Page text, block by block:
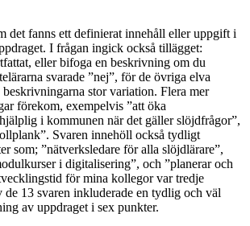
det fanns ett definierat innehåll eller uppgift i
I frågan ingick också tillägget:
eller bifoga en beskrivning om du
svarade ”nej”, för de övriga elva
stor variation. Flera mer
förekom, exempelvis ”att öka
i kommunen när det gäller slöjdfrågor”,
Svaren innehöll också tydligt
som; ”nätverksledare för alla slöjdlärare”,
i digitalisering”, och ”planerar och
för mina kollegor var tredje
de 13 svaren inkluderade en tydlig och väl
av uppdraget i sex punkter.